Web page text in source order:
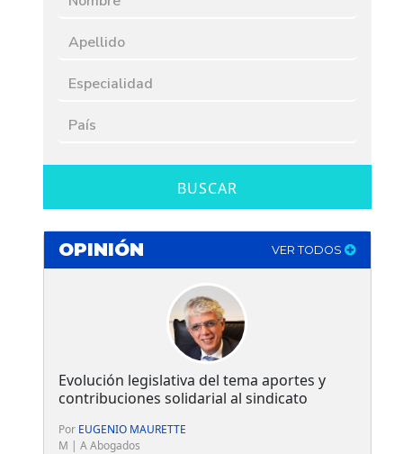
BUSCAR
OPINIÓN VER TODOS
Evolución legislativa del tema aportes y
contribuciones solidarial al sindicato
Por EUGENIO MAURETTE
M | A Abogados